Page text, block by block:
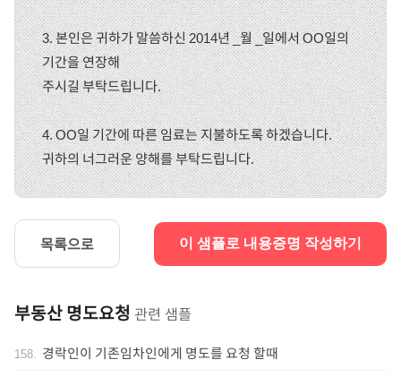
3. 본인은 귀하가 말씀하신 2014년 _월 _일에서 OO일의
기간을 연장해
주시길 부탁드립니다.
4. OO일 기간에 따른 임료는 지불하도록 하겠습니다.
귀하의 너그러운 양해를 부탁드립니다.
목록으로 이 샘플로 내용증명 작성하기
부동산 명도요청 관련 샘플
158. 경락인이 기존임차인에게 명도를 요청 할때